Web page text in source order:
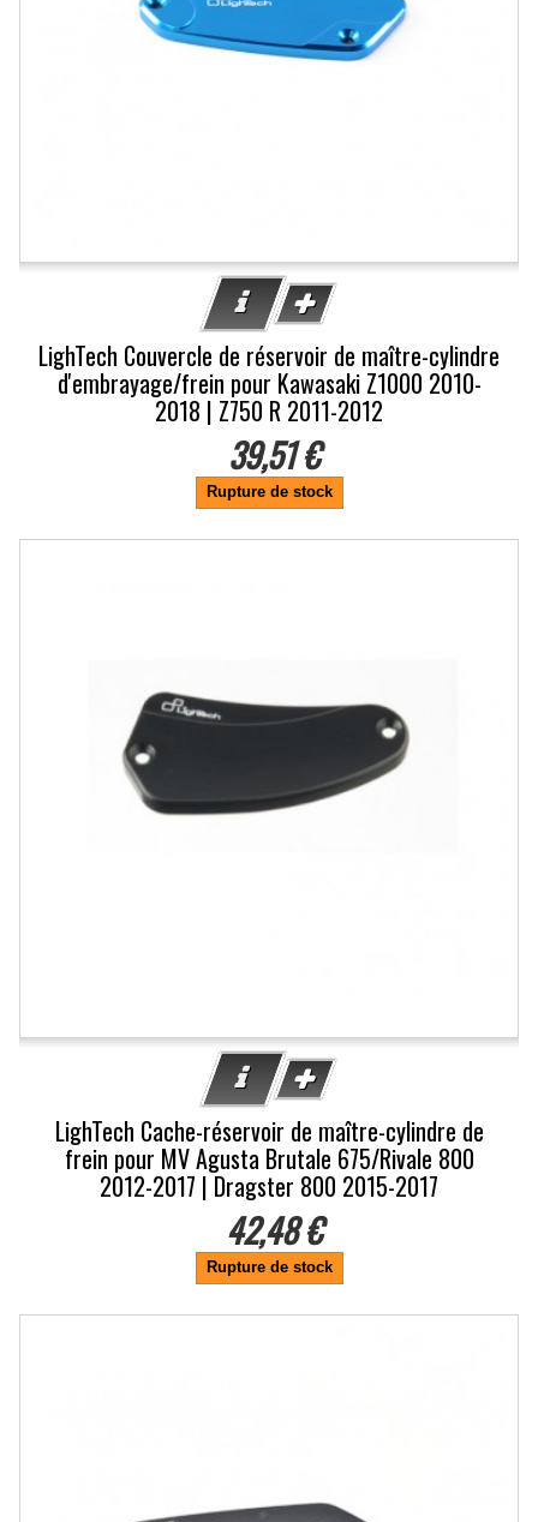
LighTech Couvercle de réservoir de maître-cylindre
d'embrayage/frein pour Kawasaki Z1000 2010-
2018 | Z750 R 2011-2012
39,51 €
Rupture de stock
LighTech Cache-réservoir de maître-cylindre de
frein pour MV Agusta Brutale 675/Rivale 800
2012-2017 | Dragster 800 2015-2017
42,48 €
Rupture de stock